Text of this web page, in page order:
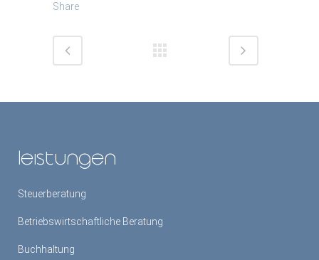
Share
leistungen
Steuerberatung
Betriebswirtschaftliche Beratung
Buchhaltung